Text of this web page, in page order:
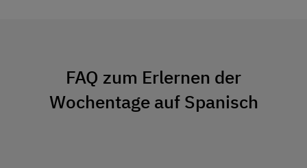
FAQ zum Erlernen der
Wochentage auf Spanisch